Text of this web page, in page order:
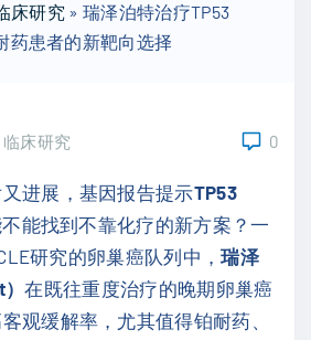
r
:
床研究 »瑞泽泊特治疗TP53
药患者的新靶向选择
临床研究 0
进展，基因报告提示TP53
不能找到不靠化疗的新方案？一
研究的卵巢癌队列中，瑞泽
）在既往重度治疗的晚期卵巢癌
观缓解率，尤其值得铂耐药、